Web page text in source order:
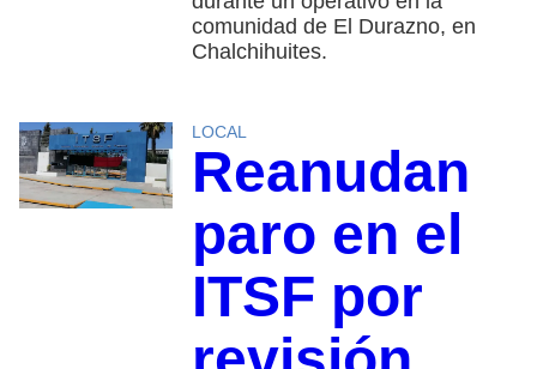
comunidad de El Durazno, en
Chalchihuites.
LOCAL
Reanudan
paro en el
ITSF por